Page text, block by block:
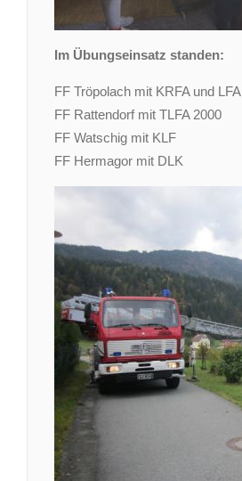
Im Übungseinsatz standen:
FF Tröpolach mit KRFA und LFA
FF Rattendorf mit TLFA 2000
FF Watschig mit KLF
FF Hermagor mit DLK